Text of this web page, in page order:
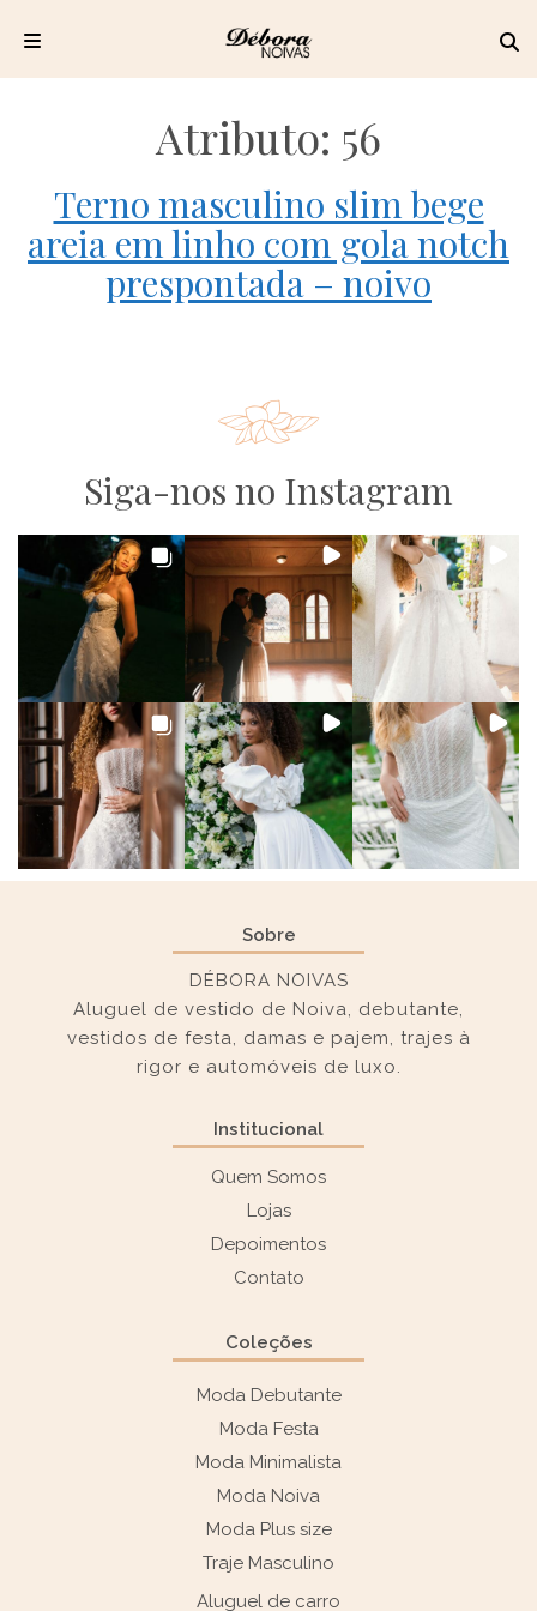
o
conteúdo
Atributo: 56
Terno masculino slim bege
areia em linho com gola notch
prespontada – noivo
Siga-nos no Instagram
Sobre
DÉBORA NOIVAS
Aluguel de vestido de Noiva, debutante,
vestidos de festa, damas e pajem, trajes à
rigor e automóveis de luxo.
Institucional
Quem Somos
Lojas
Depoimentos
Contato
Coleções
Moda Debutante
Moda Festa
Moda Minimalista
Moda Noiva
Moda Plus size
Traje Masculino
Aluguel de carro